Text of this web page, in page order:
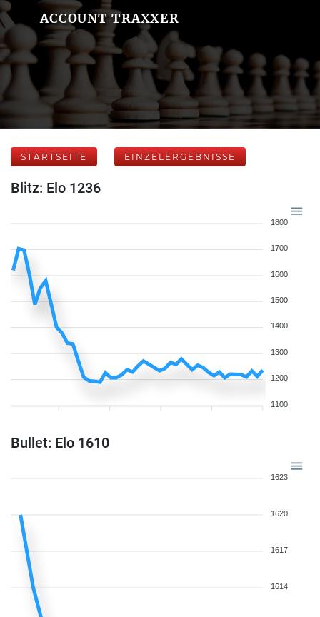
ACCOUNT TRAXXER
STARTSEITE EINZELERGEBNISSE
Blitz: Elo 1236
1800
1700
1600
1500
1400
1300
1200
1100
Bullet: Elo 1610
1623
1620
1617
1614